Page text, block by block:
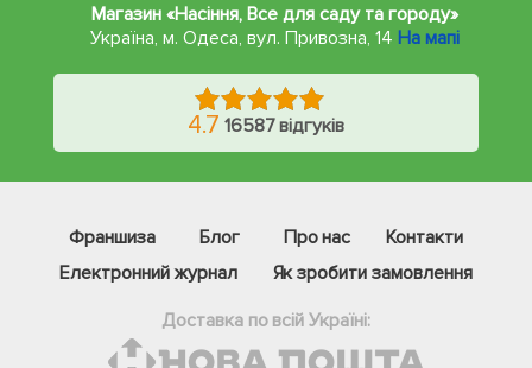
Магазин «Насіння, Все для саду та городу»
Україна, м. Одеса,вул. Привозна, 14 На мапі
4.7 16587 відгуків
Франшиза Блог Про нас
Контакти
Електронний журнал
Як зробити замовлення
Доставка по всій Україні: